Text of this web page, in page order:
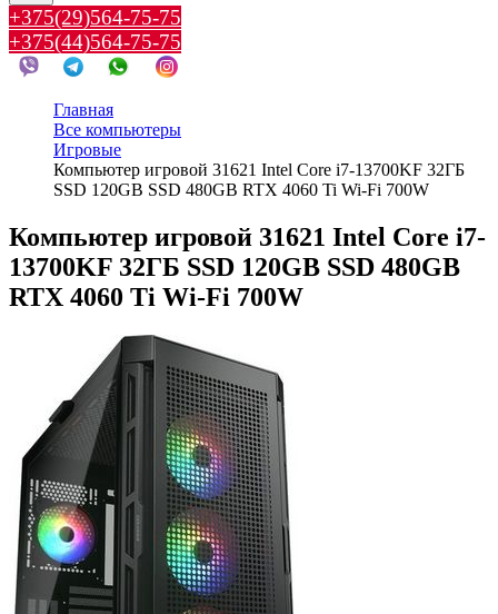
+375(29)564-75-75
+375(44)564-75-75
Главная
Все компьютеры
Игровые
Компьютер игровой 31621 Intel Core i7-13700KF 32ГБ
SSD 120GB SSD 480GB RTX 4060 Ti Wi-Fi 700W
Компьютер игровой 31621 Intel Core i7-
13700KF 32ГБ SSD 120GB SSD 480GB
RTX 4060 Ti Wi-Fi 700W